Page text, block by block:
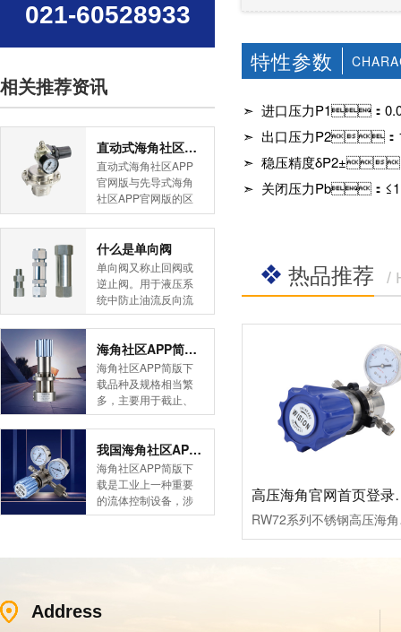
特性参数
➣ 进口压力P1：
➣ 出口压力P2：1
➣ 稳压精度δP2±
➣ 关闭压力Pb：
热品推荐 /
高压海
RW72系列不
021-60528933
相关推荐资讯
直动式海角社区APP官网版与先导式海角社区APP官网版的区别
直动式海角社区APP
官网版与先导式海角
社区APP官网版的区
别是什么？HJBA8海
角论坛海角社区APP
简版下载告诉您！先
导式海角社区APP官
网版是采用控制阀体
内的启闭件的开度来
调节介质的流量，将
介质的压力降低，同
时借助阀后压力的作
用调节启闭件的开
度，使阀后压力保持
在一定范围内，在进
口压力不断变化的情
在设定的范围内，保
护其后的生活生产器
具。本类海角社区
APP简版下载在管......
什么是单向阀
单向阀又称止回阀或
逆止阀。用于液压系
统中防止油流反向流
动,或者用于气动系统
中防止压缩空气逆向
流动。今天HJBA8海
角论坛海角社区APP
简版下载为您介绍一
下什么是单向阀。
一、简介单向阀有直
通式和直角式两种。
直通式单向阀用螺纹
连接安装在管路上。
直角式单向阀有螺纹
连接、板式连接和法
兰连接三种形式。液
海角社区APP简版下载的维护保养方式有哪些
海角社区APP简版下
载品种及规格相当繁
多，主要用于截止、
导流、稳压、分流
等，用途广泛。正确
和有序有效的维护保
养会保护海角社区
APP简版下载，使海
角社区APP简版下载
正常发挥功能并且延
APP简版下载的维护
我国海角社区APP简版下载市场的现状及前景如何
海角社区APP简版下
载是工业上一种重要
的流体控制设备，涉
及到国民经济诸多部
我国海角社区APP简
Address